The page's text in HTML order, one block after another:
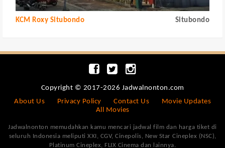
KCM Roxy Situbondo Situbondo
Copyright © 2017-2026 Jadwalnonton.com
About Us
Privacy Policy Contact Us
Movie Updates
All Movies
Jadwalnonton memudahkan kamu mencari jadwal film dan harga tiket di
seluruh Indonesia meliputi XXI, CGV, Cinepolis, New Star Cineplex (NSC),
Platinum Cineplex, FLIX Cinema dan lainnya.